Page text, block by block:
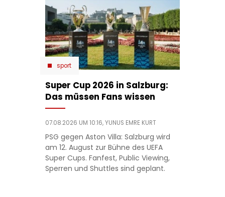
sport
Super Cup 2026 in Salzburg:
Das müssen Fans wissen
07.08.2026 UM 10:16,YUNUS EMRE KURT
PSG gegen Aston Villa: Salzburg wird
am 12. August zur Bühne des UEFA
Super Cups. Fanfest, Public Viewing,
Sperren und Shuttles sind geplant.